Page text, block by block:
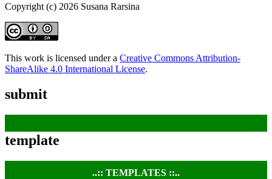
Copyright (c) 2026 Susana Rarsina
This work is licensed under a Creative Commons Attribution-
ShareAlike 4.0 International License.
submit
template
..:: TEMPLATES ::..